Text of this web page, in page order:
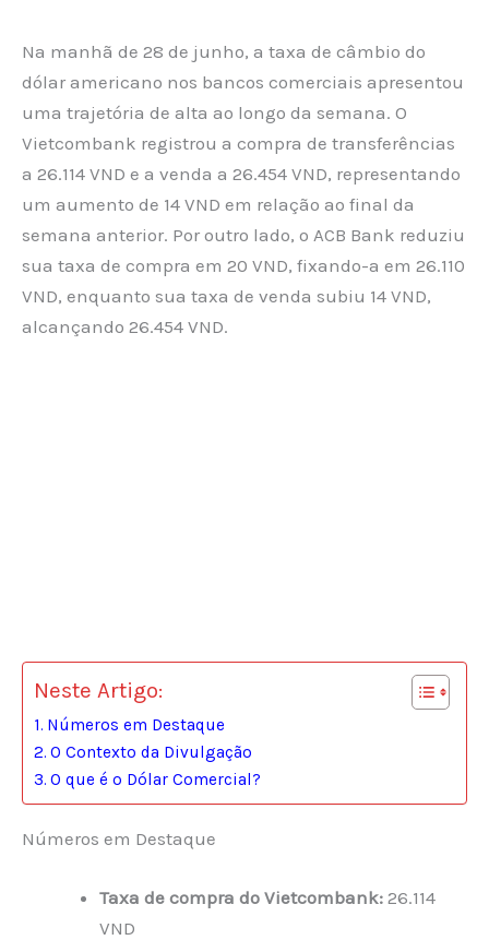
Na manhã de 28 de junho, a taxa de câmbio do
dólar americano nos bancos comerciais apresentou
uma trajetória de alta ao longo da semana. O
Vietcombank registrou a compra de transferências
a 26.114 VND e a venda a 26.454 VND, representando
um aumento de 14 VND em relação ao final da
semana anterior. Por outro lado, o ACB Bank reduziu
sua taxa de compra em 20 VND, fixando-a em 26.110
VND, enquanto sua taxa de venda subiu 14 VND,
alcançando 26.454 VND.
Neste Artigo:
Números em Destaque
O Contexto da Divulgação
O que é o Dólar Comercial?
Números em Destaque
Taxa de compra do Vietcombank: 26.114
VND